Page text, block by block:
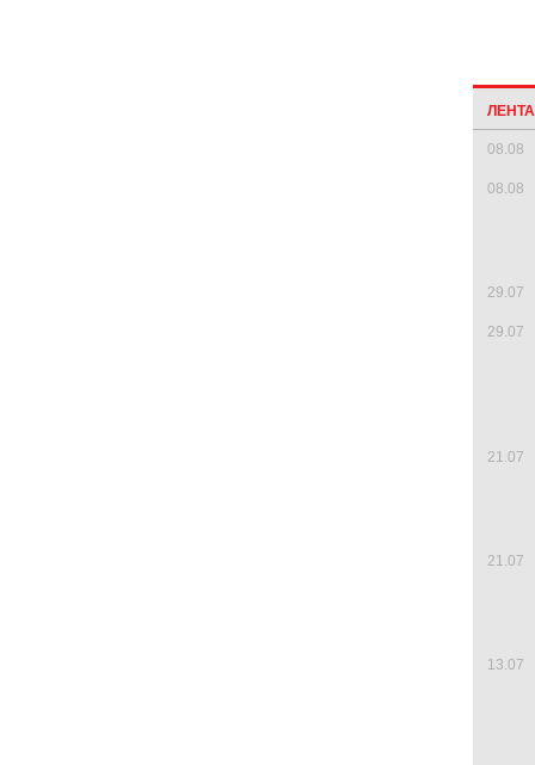
08.08
08.08
29.07
29.07
21.07
21.07
13.07